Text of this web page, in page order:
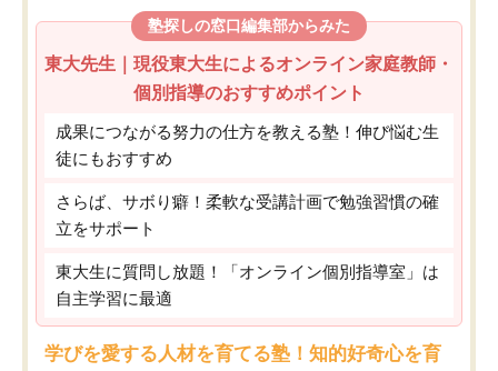
塾探しの窓口編集部からみた
東大先生｜現役東大生によるオンライン家庭教師・
個別指導のおすすめポイント
成果につながる努力の仕方を教える塾！伸び悩む生
徒にもおすすめ
さらば、サボり癖！柔軟な受講計画で勉強習慣の確
立をサポート
東大生に質問し放題！「オンライン個別指導室」は
自主学習に最適
学びを愛する人材を育てる塾！知的好奇心を育